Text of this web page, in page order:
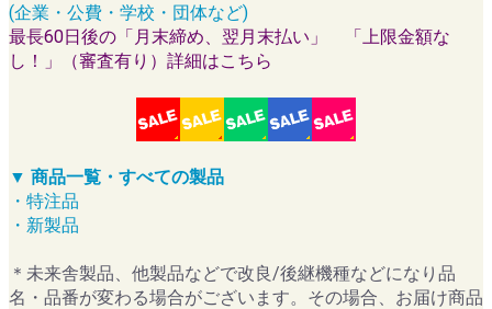
(企業・公費・学校・団体など)
最長60日後の「月末締め、翌月末払い」 「上限金額な
し！」（審査有り）詳細はこちら
▼ 商品一覧・すべての製品
・特注品
・新製品
＊未来舎製品、他製品などで改良/後継機種などになり品
名・品番が変わる場合がございます。その場合、お届け商品